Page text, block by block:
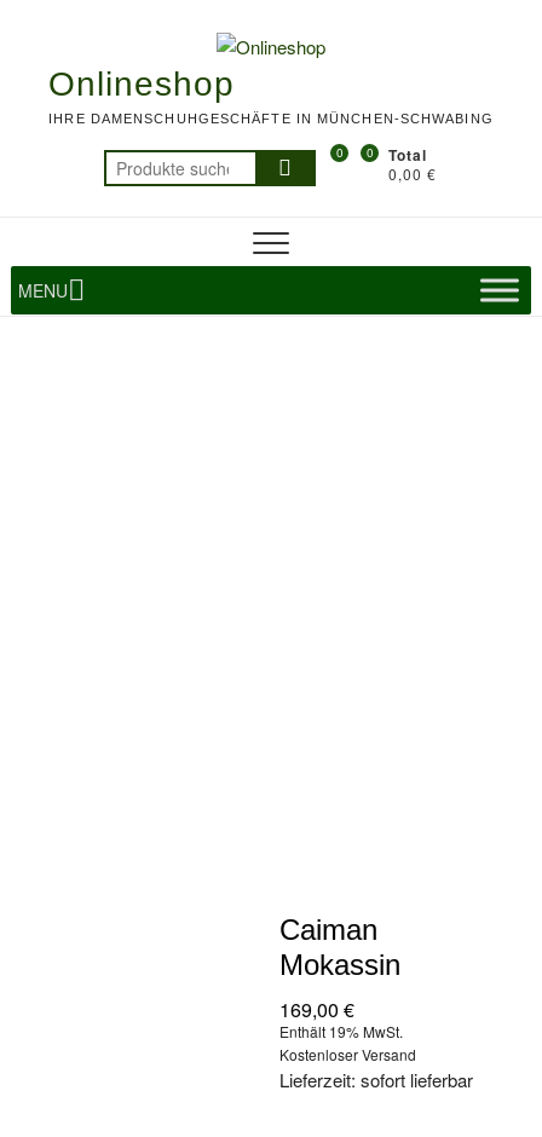
contentOnlineshop
IHRE DAMENSCHUHGESCHÄFTE IN MÜNCHEN-SCHWABING
Suchen
nach:
0 Total
0,00 €
0
MENU
Caiman
Mokassin
169,00€
Enthält 19% MwSt.
Kostenloser Versand
Lieferzeit: sofort lieferbar